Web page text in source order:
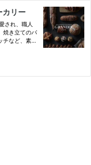
カリー
され、職人
焼き立てのパ
チなど、素材